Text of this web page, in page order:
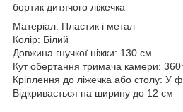
бортик дитячого ліжечка
Матеріал: Пластик і метал
Колір: Білий
Довжина гнучкої ніжки: 130 см
Кут обертання тримача камери:
Кріплення до ліжечка або столу: У
Відкривається на ширину до 12 см